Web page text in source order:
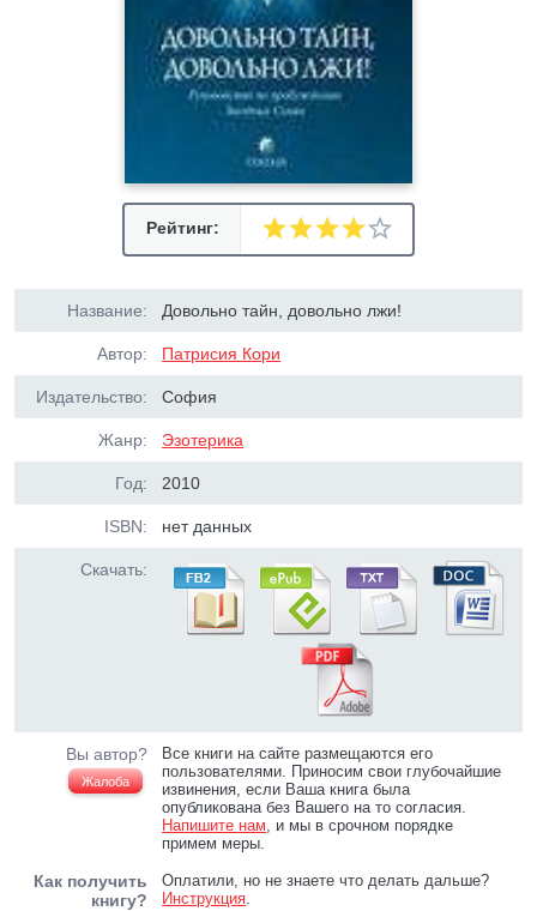
Рейтинг:
Название: Довольно тайн, довольно лжи!
Автор: Патрисия Кори
Издательство: София
Жанр: Эзотерика
Год: 2010
ISBN: нет данных
Скачать:
Вы автор?
Жалоба
Все книги на сайте размещаются его
пользователями. Приносим свои глубочайшие
извинения, если Ваша книга была
опубликована без Вашего на то согласия.
Напишите нам, и мы в срочном порядке
примем меры.
Как получить
книгу?
Оплатили, но не знаете что делать дальше?
Инструкция.